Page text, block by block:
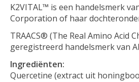
K2VITAL™ is een handelsmerk
Corporation of haar
TRAACS® (The Real Amino Acid
geregistreerd handelsmerk van
Ingrediënten:
Quercetine (extract uit